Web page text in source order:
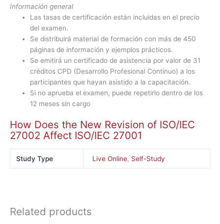
Información general
Las tasas de certificación están incluidas en el precio
del examen.
Se distribuirá material de formación con más de 450
páginas de información y ejemplos prácticos.
Se emitirá un certificado de asistencia por valor de 31
créditos CPD (Desarrollo Profesional Continuo) a los
participantes que hayan asistido a la capacitación.
Si no aprueba el examen, puede repetirlo dentro de los
12 meses sin cargo
How Does the New Revision of ISO/IEC
27002 Affect ISO/IEC 27001
Study Type Live Online, Self-Study
Related products